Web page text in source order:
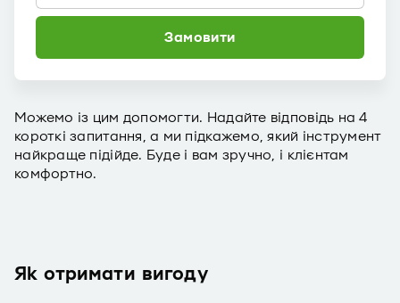
Замовити
Можемо із цим допомогти. Надайте відповідь на 4
короткі запитання, а ми підкажемо, який інструмент
найкраще підійде. Буде і вам зручно, і клієнтам
комфортно.
Як отримати вигоду